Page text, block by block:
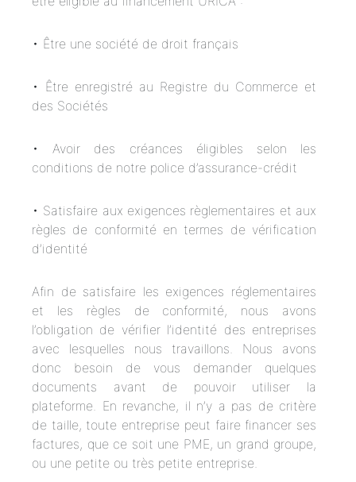
• Être une société de droit français
• Être enregistré au Registre du Commerce et
des Sociétés
• Avoir des créances éligibles selon les
conditions de notre police d’assurance-crédit
• Satisfaire aux exigences règlementaires et aux
règles de conformité en termes de vérification
d’identité
Afin de satisfaire les exigences réglementaires
et les règles de conformité, nous avons
l’obligation de vérifier l’identité des entreprises
avec lesquelles nous travaillons. Nous avons
donc besoin de vous demander quelques
documents avant de pouvoir utiliser la
plateforme. En revanche, il n’y a pas de critère
de taille, toute entreprise peut faire financer ses
factures, que ce soit une PME, un grand groupe,
ou une petite ou très petite entreprise.